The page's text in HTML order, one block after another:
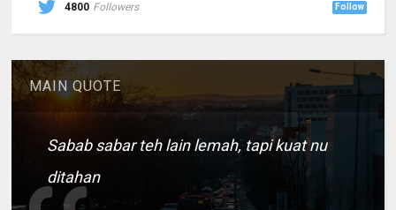
4800 Followers Follow
MAIN QUOTE
Sabab sabar teh lain lemah, tapi kuat nu
ditahan